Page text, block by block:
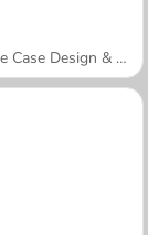
Mobile Phone Case Design & DIY